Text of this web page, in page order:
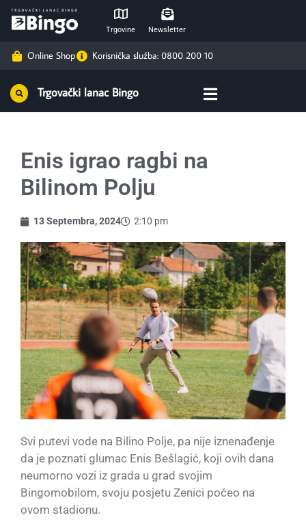
Trgovine Newsletter
Online Shop Korisnička služba: 0800 200 10
Trgovački lanac Bingo
Enis igrao ragbi na
Bilinom Polju
13 Septembra, 2024 2:10 pm
Svi putevi vode na Bilino Polje, pa nije iznenađenje
da je poznati glumac Enis Bešlagić, koji ovih dana
neumorno vozi iz grada u grad svojim
Bingomobilom, svoju posjetu Zenici počeo na
ovom stadionu.